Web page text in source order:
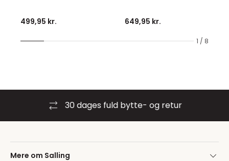
1 / 8
499,95 kr. 649,95 kr.
30 dages fuld bytte- og retur
Mere om Salling